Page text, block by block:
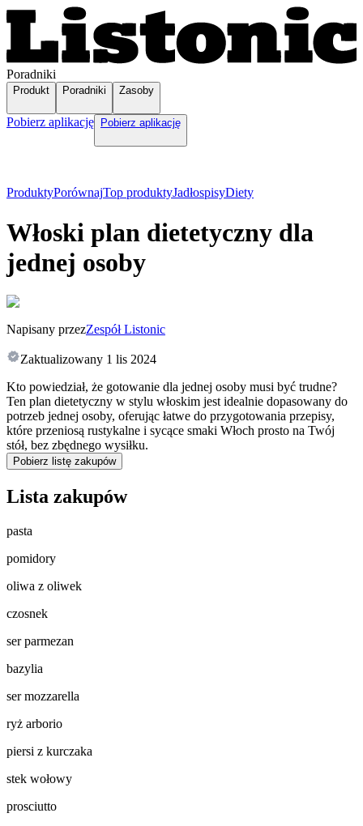
Poradniki
Produkt Poradniki Zasoby
Pobierz aplikację Pobierz aplikację
ProduktyPorównajTop produktyJadłospisyDiety
Włoski plan dietetyczny dla
jednej osoby
Napisany przezZespół Listonic
Zaktualizowany 1 lis 2024
Kto powiedział, że gotowanie dla jednej osoby musi być trudne?
Ten plan dietetyczny w stylu włoskim jest idealnie dopasowany do
potrzeb jednej osoby, oferując łatwe do przygotowania przepisy,
które przeniosą rustykalne i sycące smaki Włoch prosto na Twój
stół, bez zbędnego wysiłku.
Pobierz listę zakupów
Lista zakupów
pasta
pomidory
oliwa z oliwek
czosnek
ser parmezan
bazylia
ser mozzarella
ryż arborio
piersi z kurczaka
stek wołowy
prosciutto